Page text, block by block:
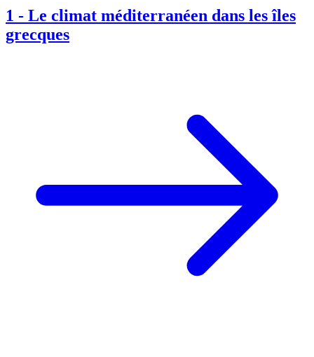
1 - Le climat méditerranéen dans les îles
grecques